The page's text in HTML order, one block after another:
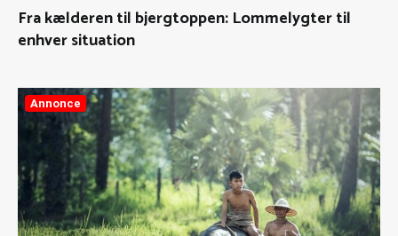
Fra kælderen til bjergtoppen: Lommelygter til
enhver situation
Annonce